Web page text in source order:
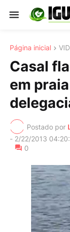
Página inicial
Casal
em
Postado por
- 2/22/2013
0